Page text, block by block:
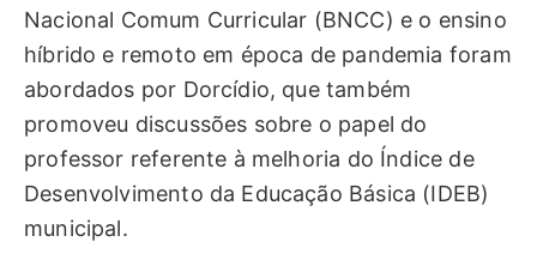
Nacional Comum Curricular (BNCC) e o ensino
híbrido e remoto em época de pandemia foram
abordados por Dorcídio, que também
promoveu discussões sobre o papel do
professor referente à melhoria do Índice de
Desenvolvimento da Educação Básica (IDEB)
municipal.